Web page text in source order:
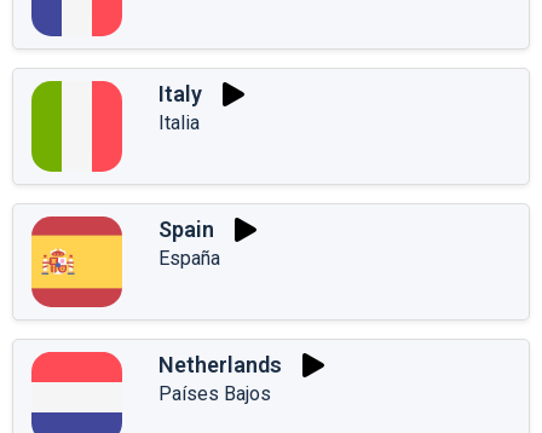
Italy
Italia
Spain
España
Netherlands
Países Bajos